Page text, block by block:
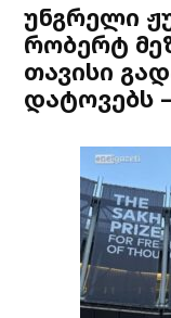
უნგრელი
რობერტ
თავისი
დატოვებს